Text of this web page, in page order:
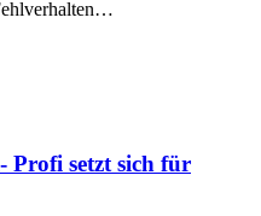
Profi setzt sich für